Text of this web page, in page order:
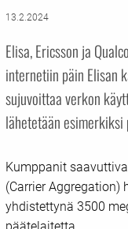
13.2.2024
Elisa, Ericsson ja
internetiin päin Elisan
sujuvoittaa verkon
lähetetään
Kumppanit
(Carrier
yhdistettynä 3500
päätelaitetta.